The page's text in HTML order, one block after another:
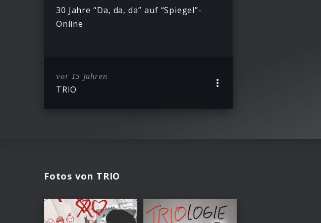
30 Jahre “Da, da, da” auf “Spiegel”-
Online
vor 15 Jahren
TRIO
Fotos von TRIO